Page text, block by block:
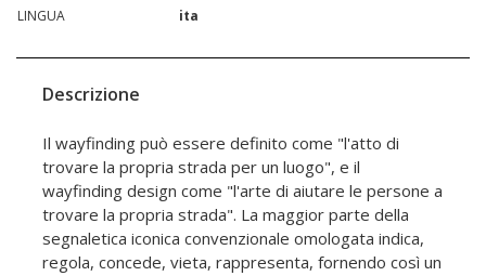
LINGUA
ita
Descrizione
Il wayfinding può essere definito come "l'atto di
trovare la propria strada per un luogo", e il
wayfinding design come "l'arte di aiutare le persone a
trovare la propria strada". La maggior parte della
segnaletica iconica convenzionale omologata indica,
regola, concede, vieta, rappresenta, fornendo così un